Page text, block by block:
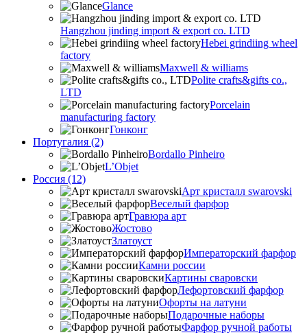
Glance
Hangzhou jinding import & export co. LTD
Hebei grindiing wheel
factory
Maxwell & williams
Polite crafts&gifts co.,
LTD
Porcelain
manufacturing factory
Гонконг
Португалия (2)
Bordallo Pinheiro
L’Objet
Россия (12)
Арт кристалл swarovski
Веселый фарфор
Гравюра арт
Жостово
Златоуст
Императорский фарфор
Камни россии
Картины сваровски
Лефортовский фарфор
Офорты на латуни
Подарочные наборы
Фарфор ручной работы